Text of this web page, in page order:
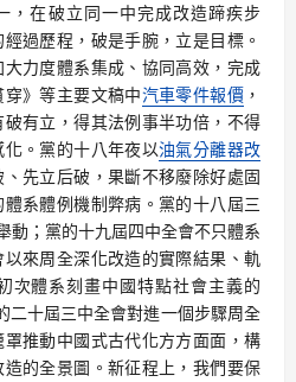
，在破立同一中完成改造蹄疾步
過歷程，破是手腕，立是目標。
力度體系集成、協同高效，完成
》等主要文稿中汽車零件報價 ，
有立，得其法例事半功倍，不得
。黨的十八年夜以油氣分離器改
先立后破，果斷不移廢除好處固
系體例機制弊病。黨的十八屆三
動；黨的十九屆四中全會不只體系
來周全深化改造的實際結果、軌
次體系刻畫中國特點社會主義的
二十屆三中全會對進一個步驟周全
推動中國式古代化方方面面，構
的全景圖。新征程上，我們要保